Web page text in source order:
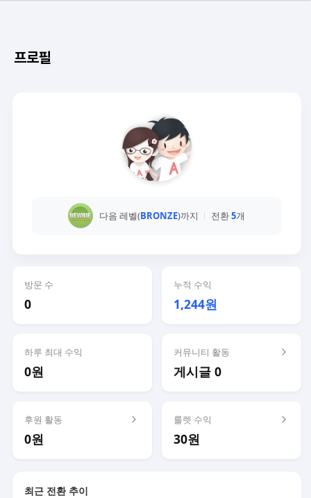
프로필
다음 레벨(BRONZE)까지 전환5개
방문 수
0
누적 수익
1,244원
하루 최대 수익
0원
커뮤니티 활동
게시글 0
후원 활동
0원
룰렛 수익
30원
최근 전환 추이